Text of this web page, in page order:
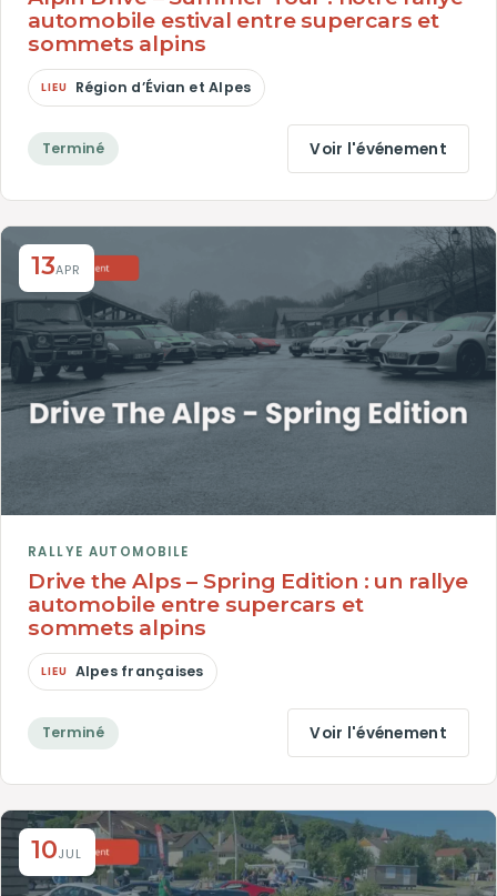
automobile estival entre supercars et
sommets alpins
Région d’Évian et Alpes
Terminé Voir l'événement
13APR
RALLYE AUTOMOBILE
Drive the Alps – Spring Edition : un rallye
automobile entre supercars et
sommets alpins
Alpes françaises
Terminé Voir l'événement
10JUL